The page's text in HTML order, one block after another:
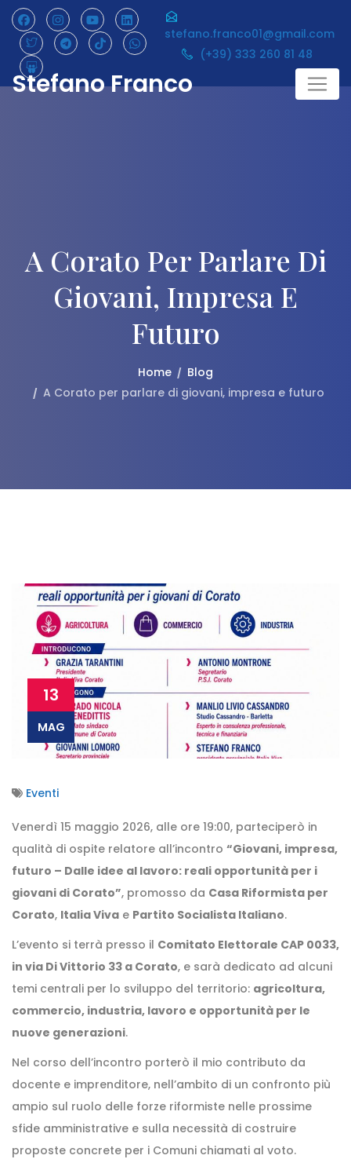
Skip
content
stefano.franco01@gmail.com
(+39) 333 260 81 48
Stefano Franco
A Corato Per Parlare Di
Giovani, Impresa E
Futuro
Home
Blog
A Corato per parlare di giovani, impresa e futuro
13
MAG
Eventi
Venerdì 15 maggio 2026, alle ore 19:00, parteciperò in
qualità di ospite relatore all’incontro “Giovani, impresa,
futuro – Dalle idee al lavoro: reali opportunità per i
giovani di Corato”, promosso da Casa Riformista per
Corato, Italia Viva e Partito Socialista Italiano.
L’evento si terrà presso il Comitato Elettorale CAP 0033,
in via Di Vittorio 33 a Corato, e sarà dedicato ad alcuni
temi centrali per lo sviluppo del territorio: agricoltura,
commercio, industria, lavoro e opportunità per le
nuove generazioni.
Nel corso dell’incontro porterò il mio contributo da
docente e imprenditore, nell’ambito di un confronto più
ampio sul ruolo delle forze riformiste nelle prossime
sfide amministrative e sulla necessità di costruire
proposte concrete per i Comuni chiamati al voto.